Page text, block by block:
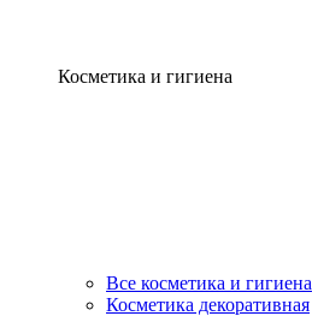
Косметика и гигиена
Все косметика и гигиена
Косметика декоративная